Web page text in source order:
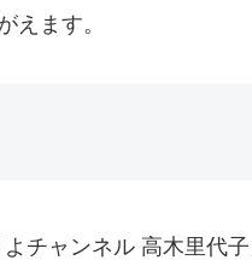
えます。
チャンネル 高木里代